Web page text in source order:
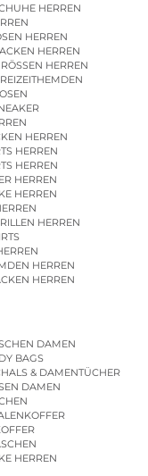
HERREN
HERREN
HERREN
HERREN
HERREN
HERREN
HERREN
HERREN
HERREN
HERREN
HERREN
HERREN
DAMEN
BAGS
& DAMENTÜCHER
DAMEN
HERREN